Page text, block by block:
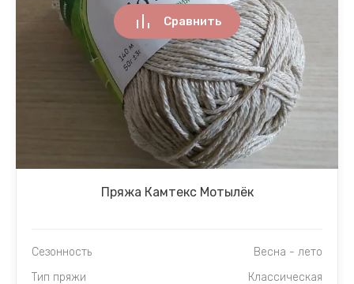
Пряжа Камтекс Мотылёк
Сравнить
Сезонность
Весна - лето
Тип пряжи
Классическая